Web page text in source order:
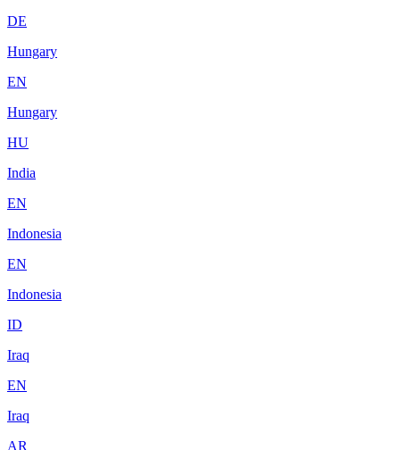
DE
Hungary
EN
Hungary
HU
India
EN
Indonesia
EN
Indonesia
ID
Iraq
EN
Iraq
AR